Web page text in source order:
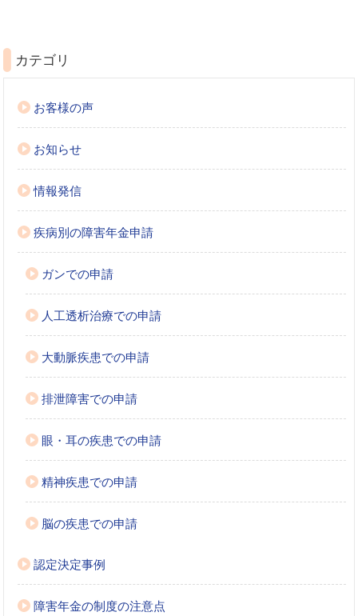
カテゴリ
お客様の声
お知らせ
情報発信
疾病別の障害年金申請
ガンでの申請
人工透析治療での申請
大動脈疾患での申請
排泄障害での申請
眼・耳の疾患での申請
精神疾患での申請
脳の疾患での申請
認定決定事例
障害年金の制度の注意点